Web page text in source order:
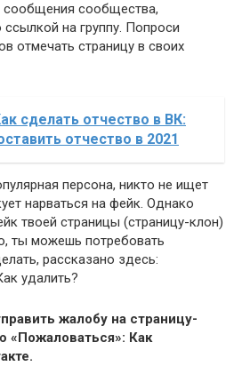
сообщения сообщества,
на группу. Попроси
отмечать страницу в своих
сделать отчество в ВК:
отчество в 2021
персона, никто не ищет
нарваться на фейк. Однако
твоей страницы (страницу-клон)
ты можешь потребовать
рассказано здесь:
удалить?
жалобу на страницу-
«Пожаловаться»: Как